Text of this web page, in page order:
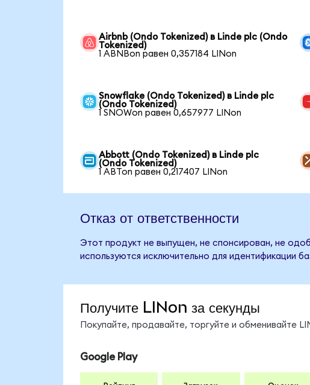
Airbnb (Ondo Tokenized) в Linde plc (Ondo
Tokenized)
1 ABNBon равен 0,357184 LINon
Snowflake (Ondo Tokenized) в Linde plc
(Ondo Tokenized)
1 SNOWon равен 0,657977 LINon
Abbott (Ondo Tokenized) в Linde plc
(Ondo Tokenized)
1 ABTon равен 0,217407 LINon
Отказ от ответственности
Этот продукт не выпущен, не спонсирован, не
используются исключительно для идентификации
Получите LINon за секунды
Покупайте, продавайте, торгуйте и обменивайте
Google Play